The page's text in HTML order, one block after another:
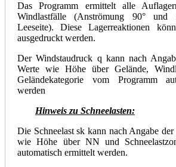
Das Programm ermittelt alle
Windlastfälle (Anströmung 90° und
Leeseite). Diese Lagerreaktionen
ausgedruckt werden.
Der Windstaudruck q kann nach
Werte wie Höhe über Gelände,
Geländekategorie vom Programm
werden
Hinweis zu Schneelasten:
Die Schneelast sk kann nach Angabe
wie Höhe über NN und
automatisch ermittelt werden.